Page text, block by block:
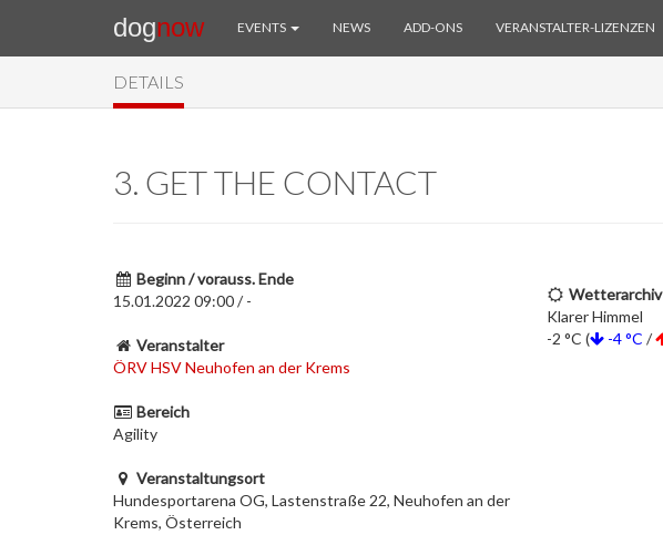
dognow EVENTS NEWS ADD-ONS VERANSTALTER-LIZENZEN
DETAILS
3. GET THE CONTACT
Beginn / vorauss. Ende
15.01.2022 09:00 / -
Veranstalter
ÖRV HSV Neuhofen an der Krems
Bereich
Agility
Veranstaltungsort
Hundesportarena OG, Lastenstraße 22, Neuhofen an der
Krems, Österreich
Wetterarchiv
Klarer Himmel
-2 °C (
-4 °C /